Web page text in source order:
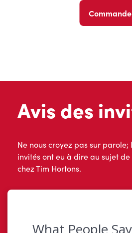
Avis des
Ne nous croyez pas sur parole;
invités ont eu à dire au sujet
chez Tim Hortons.